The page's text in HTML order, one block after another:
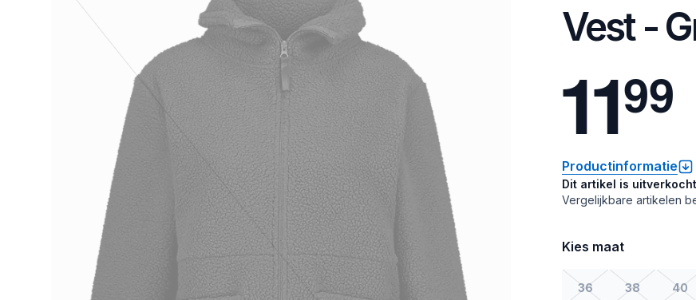
Vest -
1199
Productinformatie
Dit artikel is
Vergelijkbare artikelen
Kies maat
36 38 40